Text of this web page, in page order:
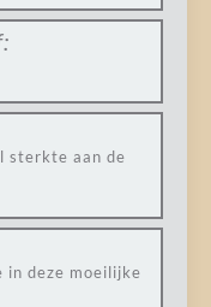
sterkte aan de
deze moeilijke